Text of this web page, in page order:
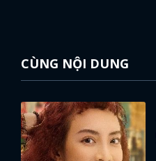
CÙNG NỘI DUNG